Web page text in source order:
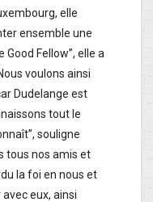
elle
ensemble une
Good Fellow”, elle a
voulons ainsi
Dudelange est
tout le
souligne
tous nos amis et
la foi en nous et
eux, ainsi